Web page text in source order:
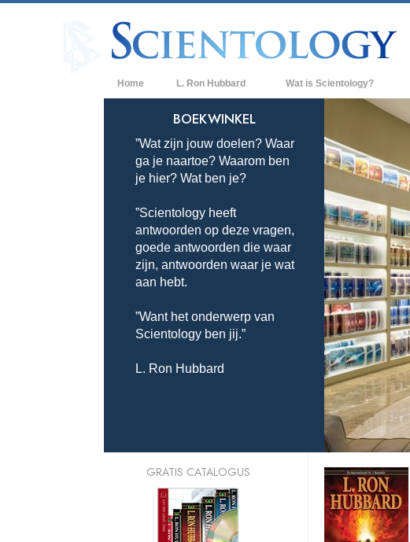
Home L. Ron Hubbard Wat is Scientology?
Overtuigingen & Praktijken
De Credo’s en Codes van
Wat scientologen zeggen over
Maak kennis met een
Binnen in een Kerk
De Grondbeginselen van
Een Inleiding tot Dianetics
Liefde en Haat –
Wat is Grootheid?
BOEKWINKEL
”Wat zijn jouw doelen? Waar
ga je naartoe? Waarom ben
je hier? Wat ben je?
”Scientology heeft
antwoorden op deze vragen,
goede antwoorden die waar
zijn, antwoorden waar je wat
aan hebt.
”Want het onderwerp van
Scientology ben jij.”
L. Ron Hubbard
GRATIS CATALOGUS